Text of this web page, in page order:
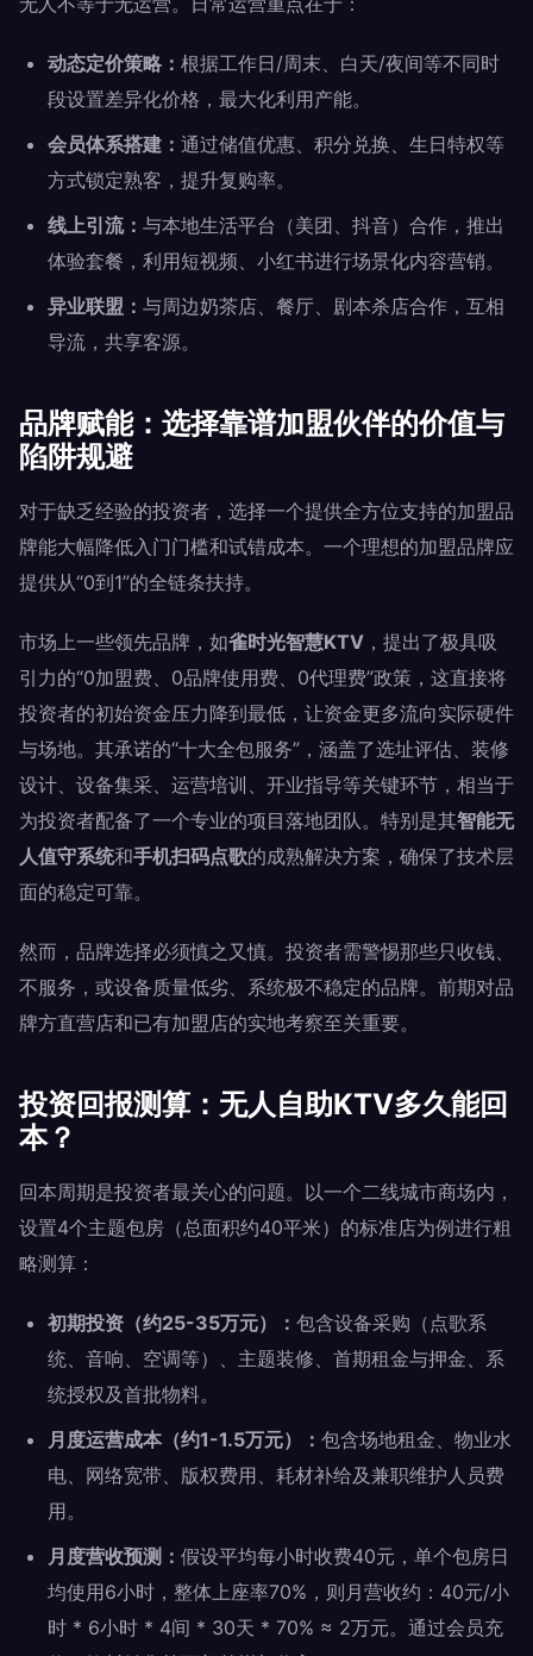
动态定价策略： 根据工作日/周末、白天/夜间等不同时
段设置差异化价格，最大化利用产能。
会员体系搭建： 通过储值优惠、积分兑换、生日特权等
方式锁定熟客，提升复购率。
线上引流： 与本地生活平台（美团、抖音）合作，推出
体验套餐，利用短视频、小红书进行场景化内容营销。
异业联盟： 与周边奶茶店、餐厅、剧本杀店合作，互相
导流，共享客源。
品牌赋能：选择靠谱加盟伙伴的价值与
陷阱规避
对于缺乏经验的投资者，选择一个提供全方位支持的加盟品
牌能大幅降低入门门槛和试错成本。一个理想的加盟品牌应
提供从“0到1”的全链条扶持。
市场上一些领先品牌，如雀时光智慧KTV ，提出了极具吸
引力的“0加盟费、0品牌使用费、0代理费”政策，这直接将
投资者的初始资金压力降到最低，让资金更多流向实际硬件
与场地。其承诺的“十大全包服务”，涵盖了选址评估、装修
设计、设备集采、运营培训、开业指导等关键环节，相当于
为投资者配备了一个专业的项目落地团队。特别是其智能无
人值守系统和手机扫码点歌的成熟解决方案，确保了技术层
面的稳定可靠。
然而，品牌选择必须慎之又慎。投资者需警惕那些只收钱、
不服务，或设备质量低劣、系统极不稳定的品牌。前期对品
牌方直营店和已有加盟店的实地考察至关重要。
投资回报测算：无人自助KTV多久能回
本？
回本周期是投资者最关心的问题。以一个二线城市商场内，
设置4个主题包房（总面积约40平米）的标准店为例进行粗
略测算：
初期投资（约25-35万元）： 包含设备采购（点歌系
统、音响、空调等）、主题装修、首期租金与押金、系
统授权及首批物料。
月度运营成本（约1-1.5万元）： 包含场地租金、物业水
电、网络宽带、版权费用、耗材补给及兼职维护人员费
用。
月度营收预测： 假设平均每小时收费40元，单个包房日
均使用6小时，整体上座率70%，则月营收约：40元/小
时 * 6小时 * 4间 * 30天 * 70% ≈ 2万元。通过会员充